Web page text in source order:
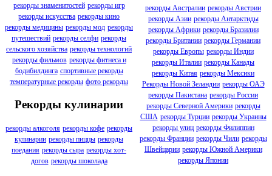
рекорды знаменитостей рекорды игр
рекорды искусства рекорды кино
рекорды медицины рекорды мод рекорды
путешествий рекорды селфи рекорды
сельского хозяйства рекорды технологий
рекорды фильмов рекорды фитнеса и
бодибилдинга спортивные рекорды
температурные рекорды фото рекорды
Рекорды кулинарии
рекорды алкоголя рекорды кофе рекорды
кулинарии рекорды пиццы рекорды
поедания рекорды сыра рекорды хот-
догов рекорды шоколада
рекорды Австралии рекорды Австрии
рекорды Азии рекорды Антарктиды
рекорды Африки рекорды Бразилии
рекорды Британии рекорды Германии
рекорды Европы рекорды Индии
рекорды Италии рекорды Канады
рекорды Китая рекорды Мексики
Рекорды Новой Зеландии рекорды ОАЭ
рекорды Пакистана рекорды России
рекорды Северной Америки рекорды
США рекорды Турции рекорды Украины
рекорды улиц рекорды Филиппин
рекорды Франции рекорды Чили рекорды
Швейцарии рекорды Южной Америки
рекорды Японии